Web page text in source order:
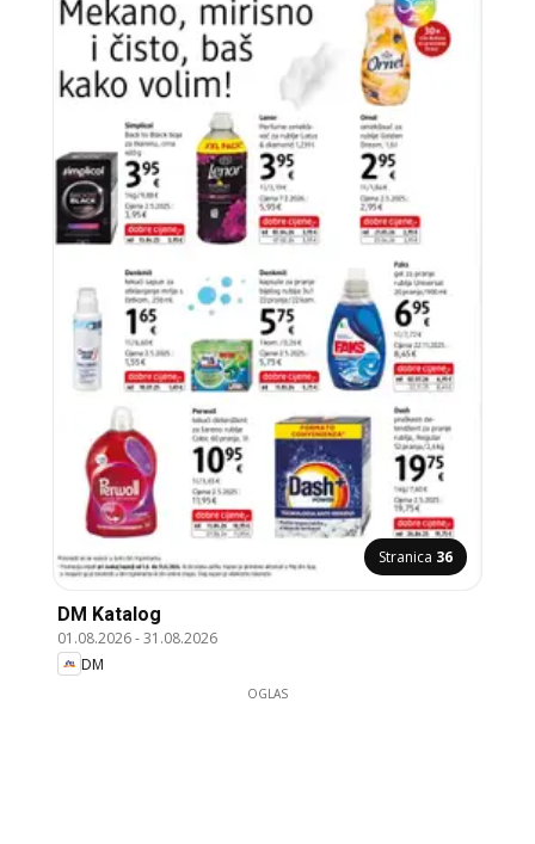
Stranica 36
DM Katalog
01.08.2026-31.08.2026
DM
OGLAS